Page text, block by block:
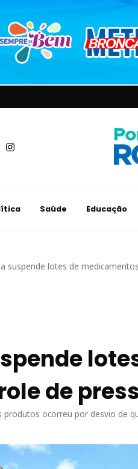
Saúde Educação
suspende lotes de
de
ocorreu por desvio de